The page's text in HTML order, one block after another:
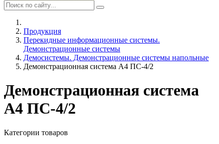
Продукция
Перекидные информационные системы.
Демонстрационные системы
Демосистемы. Демонстрационные системы напольные
Демонстрационная система А4 ПС-4/2
Демонстрационная система
А4 ПС-4/2
Категории товаров